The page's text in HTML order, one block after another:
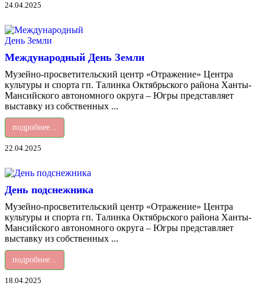
24.04.2025
Международный День Земли
Музейно-просветительский центр «Отражение» Центра
культуры и спорта гп. Талинка Октябрьского района Ханты-
Мансийского автономного округа – Югры представляет
выставку из собственных ...
подробнее...
22.04.2025
День подснежника
Музейно-просветительский центр «Отражение» Центра
культуры и спорта гп. Талинка Октябрьского района Ханты-
Мансийского автономного округа – Югры представляет
выставку из собственных ...
подробнее...
18.04.2025